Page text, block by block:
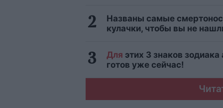
Названы самые
кулачки, чтобы вы не
Для этих 3 знаков
готов уже сейчас!